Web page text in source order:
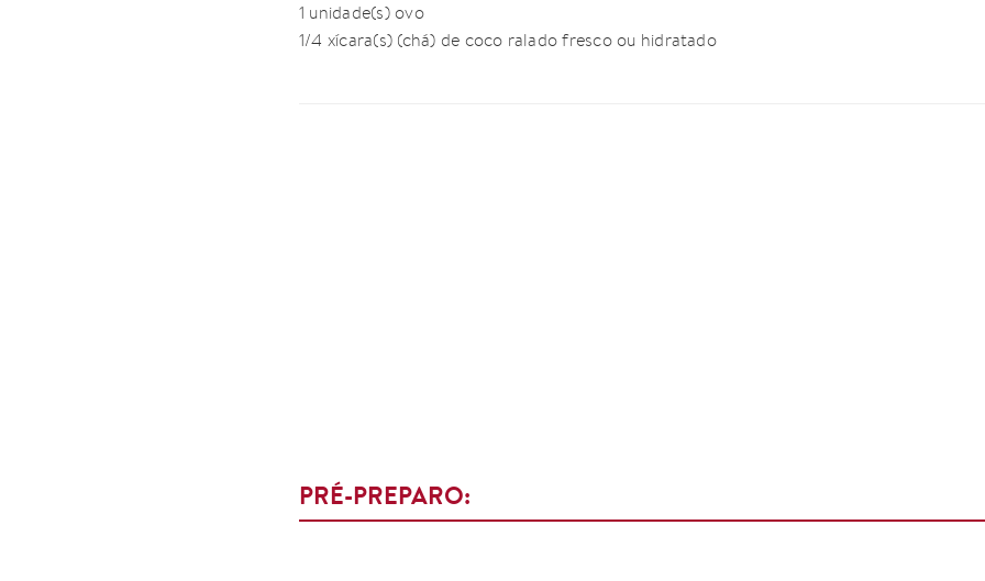
1 unidade(s) ovo
1/4 xícara(s) (chá) de coco ralado fresco ou hidratado
PRÉ-PREPARO: